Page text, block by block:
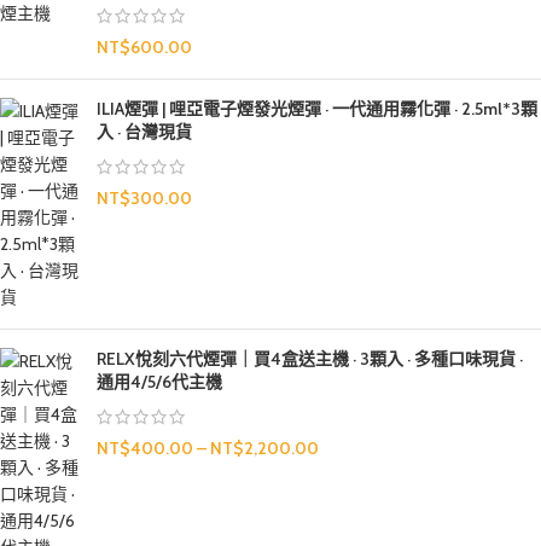
NT$600.00
ILIA煙彈 | 哩亞電子煙發光煙彈 · 一代通用霧化彈 · 2.5ml*3顆
入 · 台灣現貨
NT$300.00
RELX悅刻六代煙彈｜買4盒送主機 · 3顆入 · 多種口味現貨 ·
通用4/5/6代主機
NT$400.00 – NT$2,200.00